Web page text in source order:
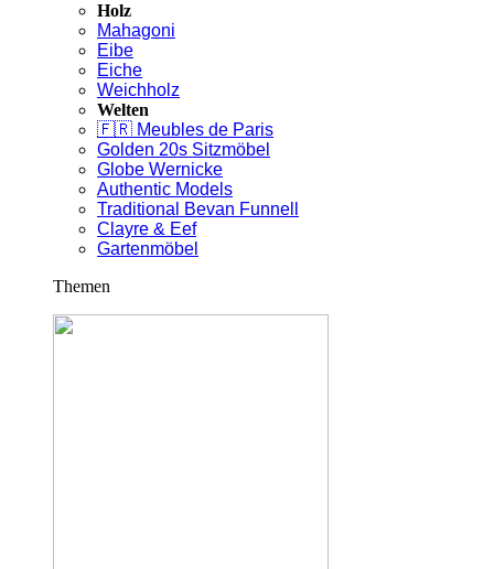
Holz
Mahagoni
Eibe
Eiche
Weichholz
Welten
🇫🇷 Meubles de Paris
Golden 20s Sitzmöbel
Globe Wernicke
Authentic Models
Traditional Bevan Funnell
Clayre & Eef
Gartenmöbel
Themen